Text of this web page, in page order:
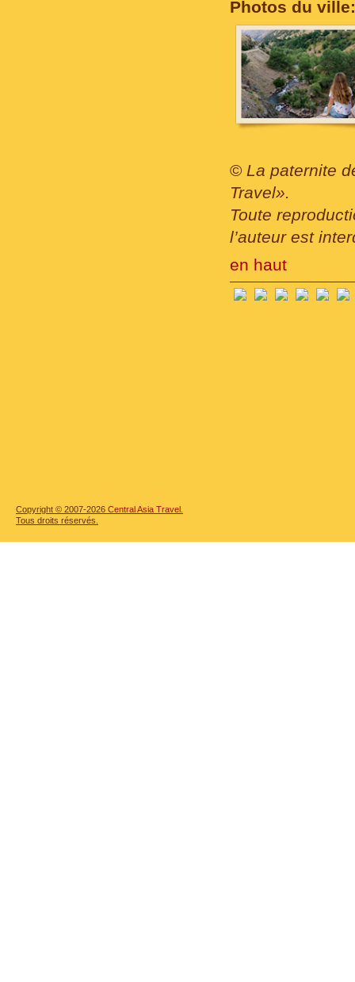
Photos du ville:
© La paternite
Travel».
Toute
l’auteur est
en haut
Copyright © 2007-2026 Central Asia Travel.
Tous droits réservés.